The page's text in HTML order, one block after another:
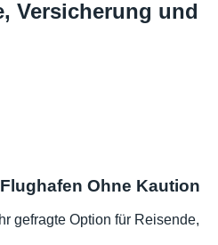
Versicherung und
Ohne Kaution
gefragte Option für Reisende,